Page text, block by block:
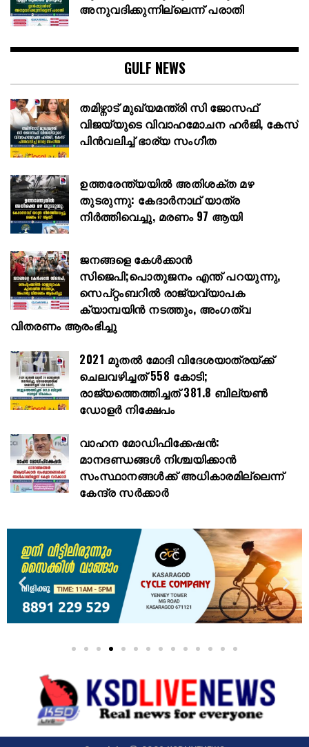
അനുവദിക്കുന്നില്ലെന്ന് പരാതി
GULF NEWS
തമിഴ്നാട് മുഖ്യമന്ത്രി സി ജോസഫ്
വിജയ്‌യുടെ വിവാഹമോചന ഹർജി, കേസ്
പിൻവലിച്ച് ഭാര്യ സംഗീത
ഉത്തരേന്ത്യയിൽ അതിശക്ത മഴ
തുടരുന്നു: കേദാർനാഥ് യാത്ര
നിർത്തിവെച്ചു, മരണം 97 ആയി
ജനങ്ങളെ കേൾക്കാൻ
സിജെപി;പൊതുജനം എന്ത് പറയുന്നു,
സെപ്റ്റംബറിൽ രാജ്യവ്യാപക
ക്യാമ്പയിൻ നടത്തും, അംഗത്വ
വിതരണം ആരംഭിച്ചു
2021 മുതൽ മോദി വിദേശയാത്രയ്ക്ക്
ചെലവഴിച്ചത് 558 കോടി;
രാജ്യത്തെത്തിച്ചത് 381.8 ബില്യൺ
ഡോളർ നിക്ഷേപം
വാഹന മോഡിഫിക്കേഷൻ:
മാനദണ്ഡങ്ങൾ നിശ്ചയിക്കാൻ
സംസ്ഥാനങ്ങൾക്ക് അധികാരമില്ലെന്ന്
കേന്ദ്ര സർക്കാർ